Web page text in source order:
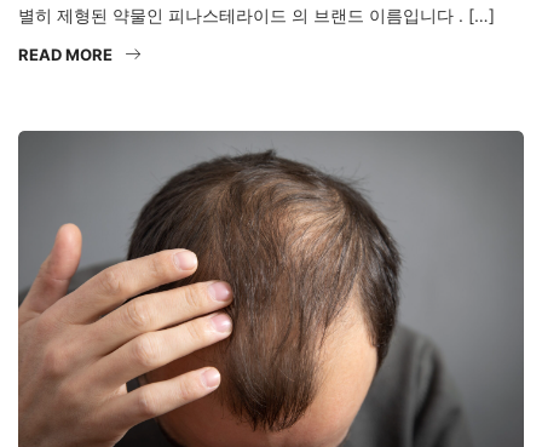
별히 제형된 약물인 피나스테라이드 의 브랜드 이름입니다 . […]
READ MORE